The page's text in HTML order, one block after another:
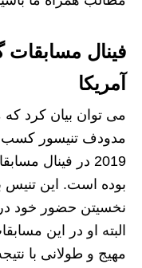
فینال مسابقات
آمریکا
می توان بیان کرد که
مدودف تنیسور
2019 در فینال
نخسیتن حضور خود
البته او در این
مهیج و طولانی با